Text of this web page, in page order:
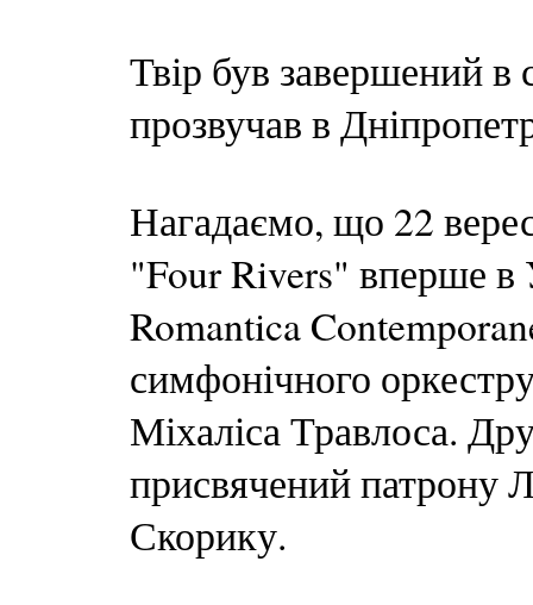
Твір був завершений в
прозвучав в
Нагадаємо, що 22
"Four Rivers" вперше в
Romantica
симфонічного
Міхаліса Травлоса.
присвячений патрону
Скорику.